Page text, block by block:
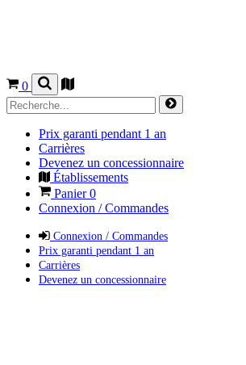
0
Prix garanti pendant 1 an
Carrières
Devenez un concessionnaire
Établissements
Panier0
Connexion / Commandes
Connexion / Commandes
Prix garanti pendant 1 an
Carrières
Devenez un concessionnaire